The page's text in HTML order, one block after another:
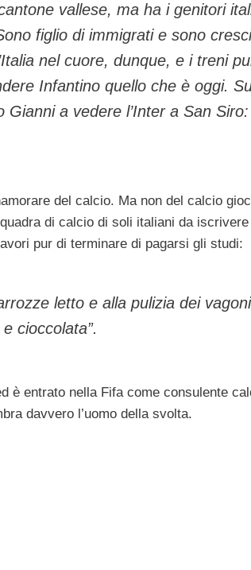
vallese, ma ha i genitori
figlio di immigrati e sono
nel cuore, dunque, e i treni
Infantino quello che è oggi.
a vedere l’Inter a San
del calcio. Ma non del calcio
di calcio di soli italiani da
pur di terminare di pagarsi gli studi:
letto e alla pulizia dei
cioccolata”.
è entrato nella Fifa come consulente
davvero l’uomo della svolta.